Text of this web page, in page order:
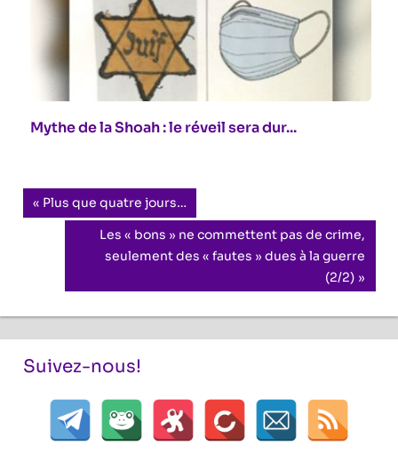
Mythe de la Shoah : le réveil sera dur...
Navigation
Previous
Post:
Plus que quatre jours…
Next
Post:
Les « bons » ne commettent pas de crime,
seulement des « fautes » dues à la guerre
(2/2)
Suivez-nous!